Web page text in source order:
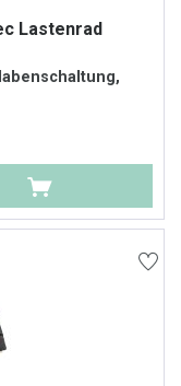
Lastenrad